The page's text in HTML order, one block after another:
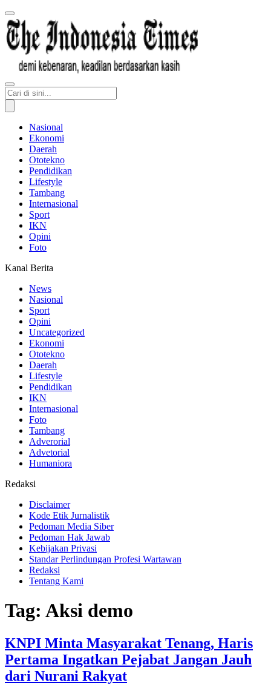
Nasional
Ekonomi
Daerah
Ototekno
Pendidikan
Lifestyle
Tambang
Internasional
Sport
IKN
Opini
Foto
Kanal Berita
News
Nasional
Sport
Opini
Uncategorized
Ekonomi
Ototekno
Daerah
Lifestyle
Pendidikan
IKN
Internasional
Foto
Tambang
Adverorial
Advetorial
Humaniora
Redaksi
Disclaimer
Kode Etik Jurnalistik
Pedoman Media Siber
Pedoman Hak Jawab
Kebijakan Privasi
Standar Perlindungan Profesi Wartawan
Redaksi
Tentang Kami
Tag: Aksi demo
KNPI Minta Masyarakat Tenang, Haris
Pertama Ingatkan Pejabat Jangan Jauh
dari Nurani Rakyat